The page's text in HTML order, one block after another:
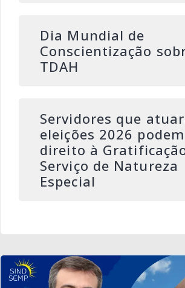
Dia Mundial de
Conscientização
TDAH
Servidores que
eleições 2026
direito à
Serviço de Natureza
Especial